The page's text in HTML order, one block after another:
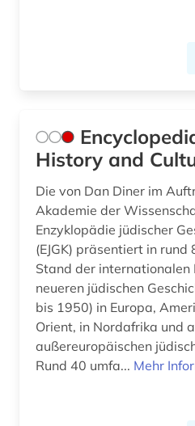
History and
Die von Dan Diner im
Akademie der
Enzyklopädie jüdischer
(EJGK) präsentiert in
Stand der internationalen
neueren jüdischen
bis 1950) in Europa,
Orient, in Nordafrika und
außereuropäischen
Rund 40 umfa... Mehr